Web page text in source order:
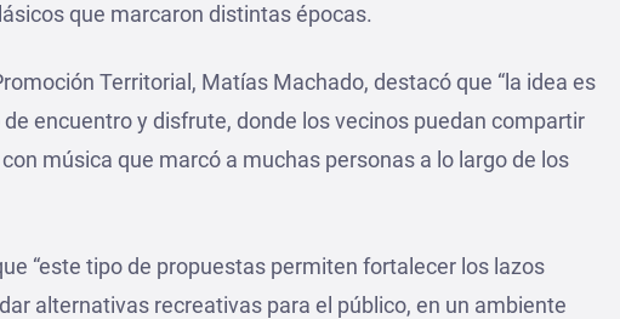
que marcaron distintas épocas.
Territorial, Matías Machado, destacó que “la idea es
encuentro y disfrute, donde los vecinos puedan compartir
música que marcó a muchas personas a lo largo de los
“este tipo de propuestas permiten fortalecer los lazos
alternativas recreativas para el público, en un ambiente